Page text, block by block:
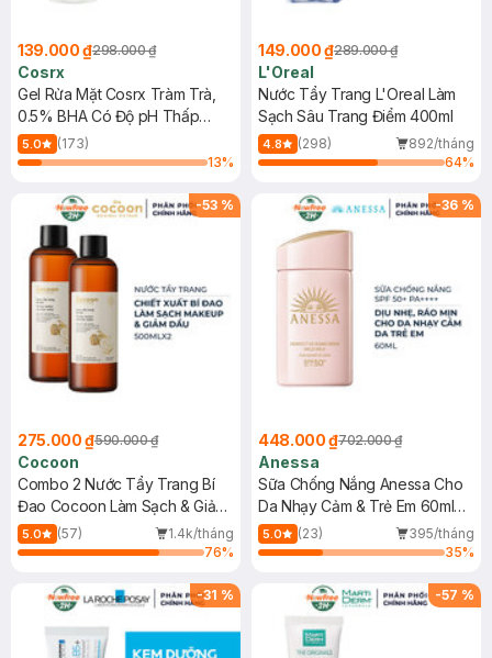
139.000 ₫298.000 ₫
Cosrx
Gel Rửa Mặt Cosrx Tràm Trà,
0.5% BHA Có Độ pH Thấp
150ml
5.0
(173)
13%
149.000 ₫289.000 ₫
L'Oreal
Nước Tẩy Trang L'Oreal Làm
Sạch Sâu Trang Điểm 400ml
4.8 (298)
892/tháng
64%
-53 %
275.000 ₫590.000 ₫
Cocoon
Combo 2 Nước Tẩy Trang Bí
Đao Cocoon Làm Sạch & Giảm
Dầu 500ml
5.0 (57)
1.4k/tháng
76%
-36 %
448.000 ₫702.000 ₫
Anessa
Sữa Chống Nắng Anessa Cho
Da Nhạy Cảm & Trẻ Em 60ml
(Mới)
5.0 (23)
395/tháng
35%
-31 % -57 %